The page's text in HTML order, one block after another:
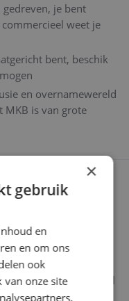
je bent
weet je
bent, beschik
en overnamewereld
MKB is van grote
firma met een
qua
karakter.
positie als financieel
×
gebruik
en
en om ons
ook
onze site